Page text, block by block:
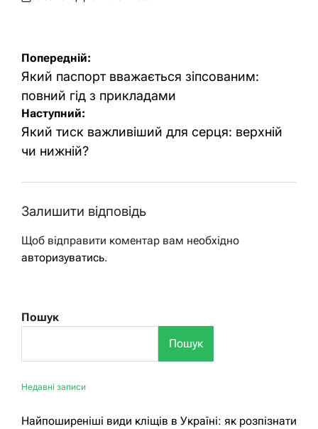
ОприлюдненоОпубліковано
Навігація
записів
Попередній:
Який паспорт вважається зіпсованим:
повний гід з прикладами
Наступний:
Який тиск важливіший для серця: верхній
чи нижній?
Залишити відповідь
Щоб відправити коментар вам необхідно
авторизуватись.
Пошук
Пошук
Недавні записи
Найпоширеніші види кліщів в Україні: як розпізнати